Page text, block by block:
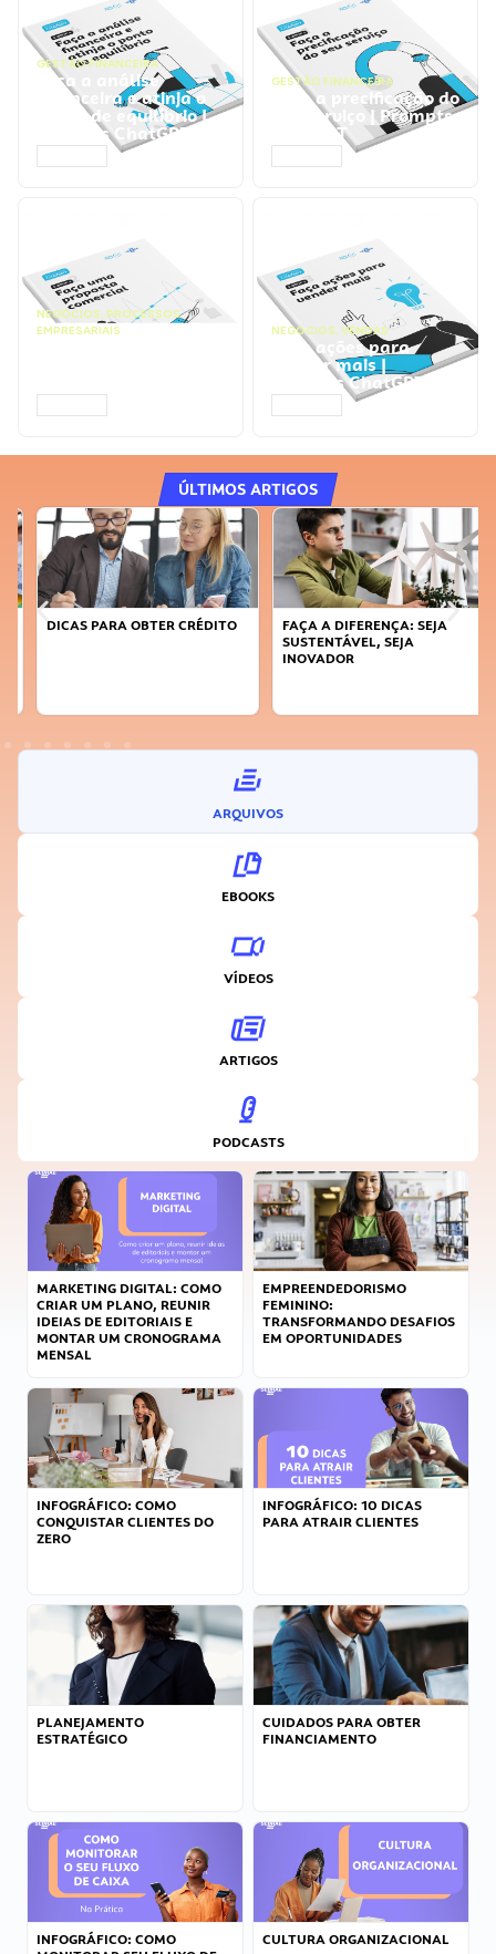
GESTÃO FINANCEIRA
Faça a análise
financeira e atinja o
ponto de equilíbrio |
Prompts ChatGPT
GESTÃO FINANCEIRA
Faça a precificação do
seu serviço | Prompts
ChatGPT
NEGÓCIOS, PROCESSOS
EMPRESARIAIS
NEGÓCIOS, VENDAS
Faça ações para
vender mais |
Prompts ChatGPT
ÚLTIMOS ARTIGOS
DICAS PARA OBTER CRÉDITO
FAÇA A DIFERENÇA: SEJA
SUSTENTÁVEL, SEJA
INOVADOR
ARQUIVOS
EBOOKS
VÍDEOS
ARTIGOS
PODCASTS
MARKETING DIGITAL: COMO
CRIAR UM PLANO, REUNIR
IDEIAS DE EDITORIAIS E
MONTAR UM CRONOGRAMA
MENSAL
EMPREENDEDORISMO
FEMININO:
TRANSFORMANDO DESAFIOS
EM OPORTUNIDADES
INFOGRÁFICO: COMO
CONQUISTAR CLIENTES DO
ZERO
INFOGRÁFICO: 10 DICAS
PARA ATRAIR CLIENTES
PLANEJAMENTO
ESTRATÉGICO
CUIDADOS PARA OBTER
FINANCIAMENTO
INFOGRÁFICO: COMO
CULTURA ORGANIZACIONAL